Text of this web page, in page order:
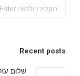
Search:
Recent posts
שלום